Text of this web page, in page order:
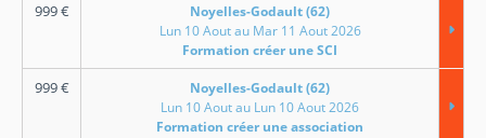
999€
Noyelles-Godault (62)
Lun 10 Aout au Mar 11 Aout 2026
Formation créer une SCI
999€
Noyelles-Godault (62)
Lun 10 Aout au Lun 10 Aout 2026
Formation créer une association